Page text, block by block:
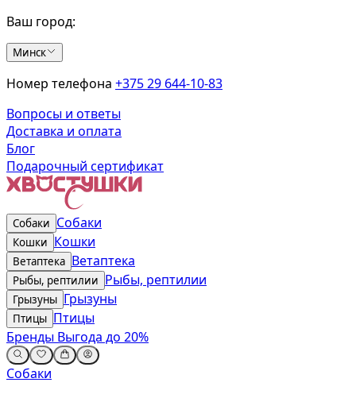
Ваш город:
Минск
Номер телефона +375 29 644-10-83
Вопросы и ответы
Доставка и оплата
Блог
Подарочный сертификат
Собаки Собаки
Кошки Кошки
Ветаптека Ветаптека
Рыбы, рептилии Рыбы, рептилии
Грызуны Грызуны
Птицы Птицы
Бренды Выгода до 20%
Собаки